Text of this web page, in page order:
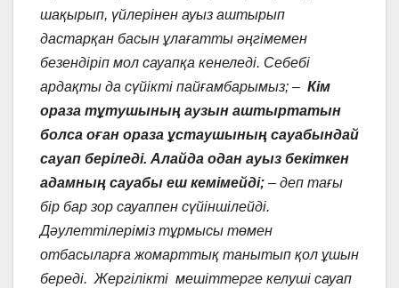
шақырып, үйлерінен ауыз аштырып
дастарқан басын ұлағатты әңгімемен
безендіріп мол сауапқа кенеледі. Себебі
ардақты да сүйікті пайғамбарымыз; – Кім
ораза тұтушының аузын аштыртатын
болса оған ораза ұстаушының сауабындай
сауап беріледі. Алайда одан ауыз бекіткен
адамның сауабы еш кемімейді; – деп тағы
бір бар зор сауаппен сүйіншілейді.
Дәулеттілеріміз тұрмысы төмен
отбасыларға жомарттық танытып қол ұшын
береді. Жергілікті мешіттерге келуші сауап